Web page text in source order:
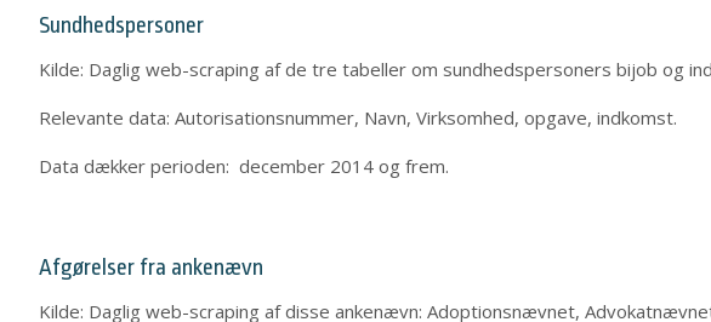
Sundhedspersoner
Kilde: Daglig web-scraping af de tre tabeller om sundhedspersoners bijob og
Relevante data: Autorisationsnummer, Navn, Virksomhed, opgave, indkomst.
Data dækker perioden: december 2014 og frem.
Afgørelser fra ankenævn
Kilde: Daglig web-scraping af disse ankenævn: Adoptionsnævnet,